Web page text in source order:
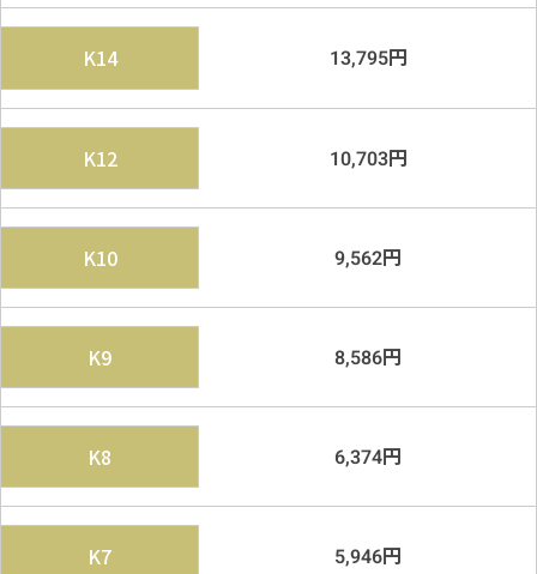
K14 13,795円
K12 10,703円
K10 9,562円
K9 8,586円
K8 6,374円
K7 5,946円